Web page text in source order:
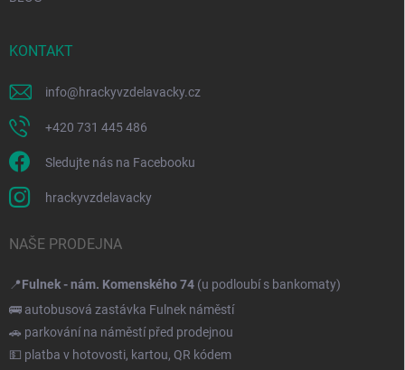
KONTAKT
info@hrackyvzdelavacky.cz
+420 731 445 486
Sledujte nás na Facebooku
hrackyvzdelavacky
NAŠE PRODEJNA
📍Fulnek - nám. Komenského 74 (u podloubí s bankomaty)
🚌 autobusová zastávka Fulnek náměstí
🚗 parkování na náměstí před prodejnou
💵 platba v hotovosti, kartou, QR kódem